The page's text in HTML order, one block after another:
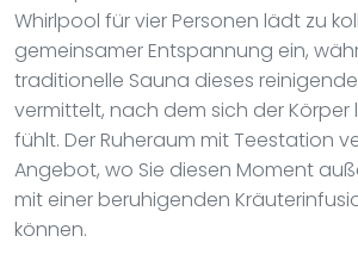
Whirlpool für vier Personen lädt zu
gemeinsamer Entspannung ein,
traditionelle Sauna dieses
vermittelt, nach dem sich der
fühlt. Der Ruheraum mit Teestation
Angebot, wo Sie diesen Moment
mit einer beruhigenden
können.